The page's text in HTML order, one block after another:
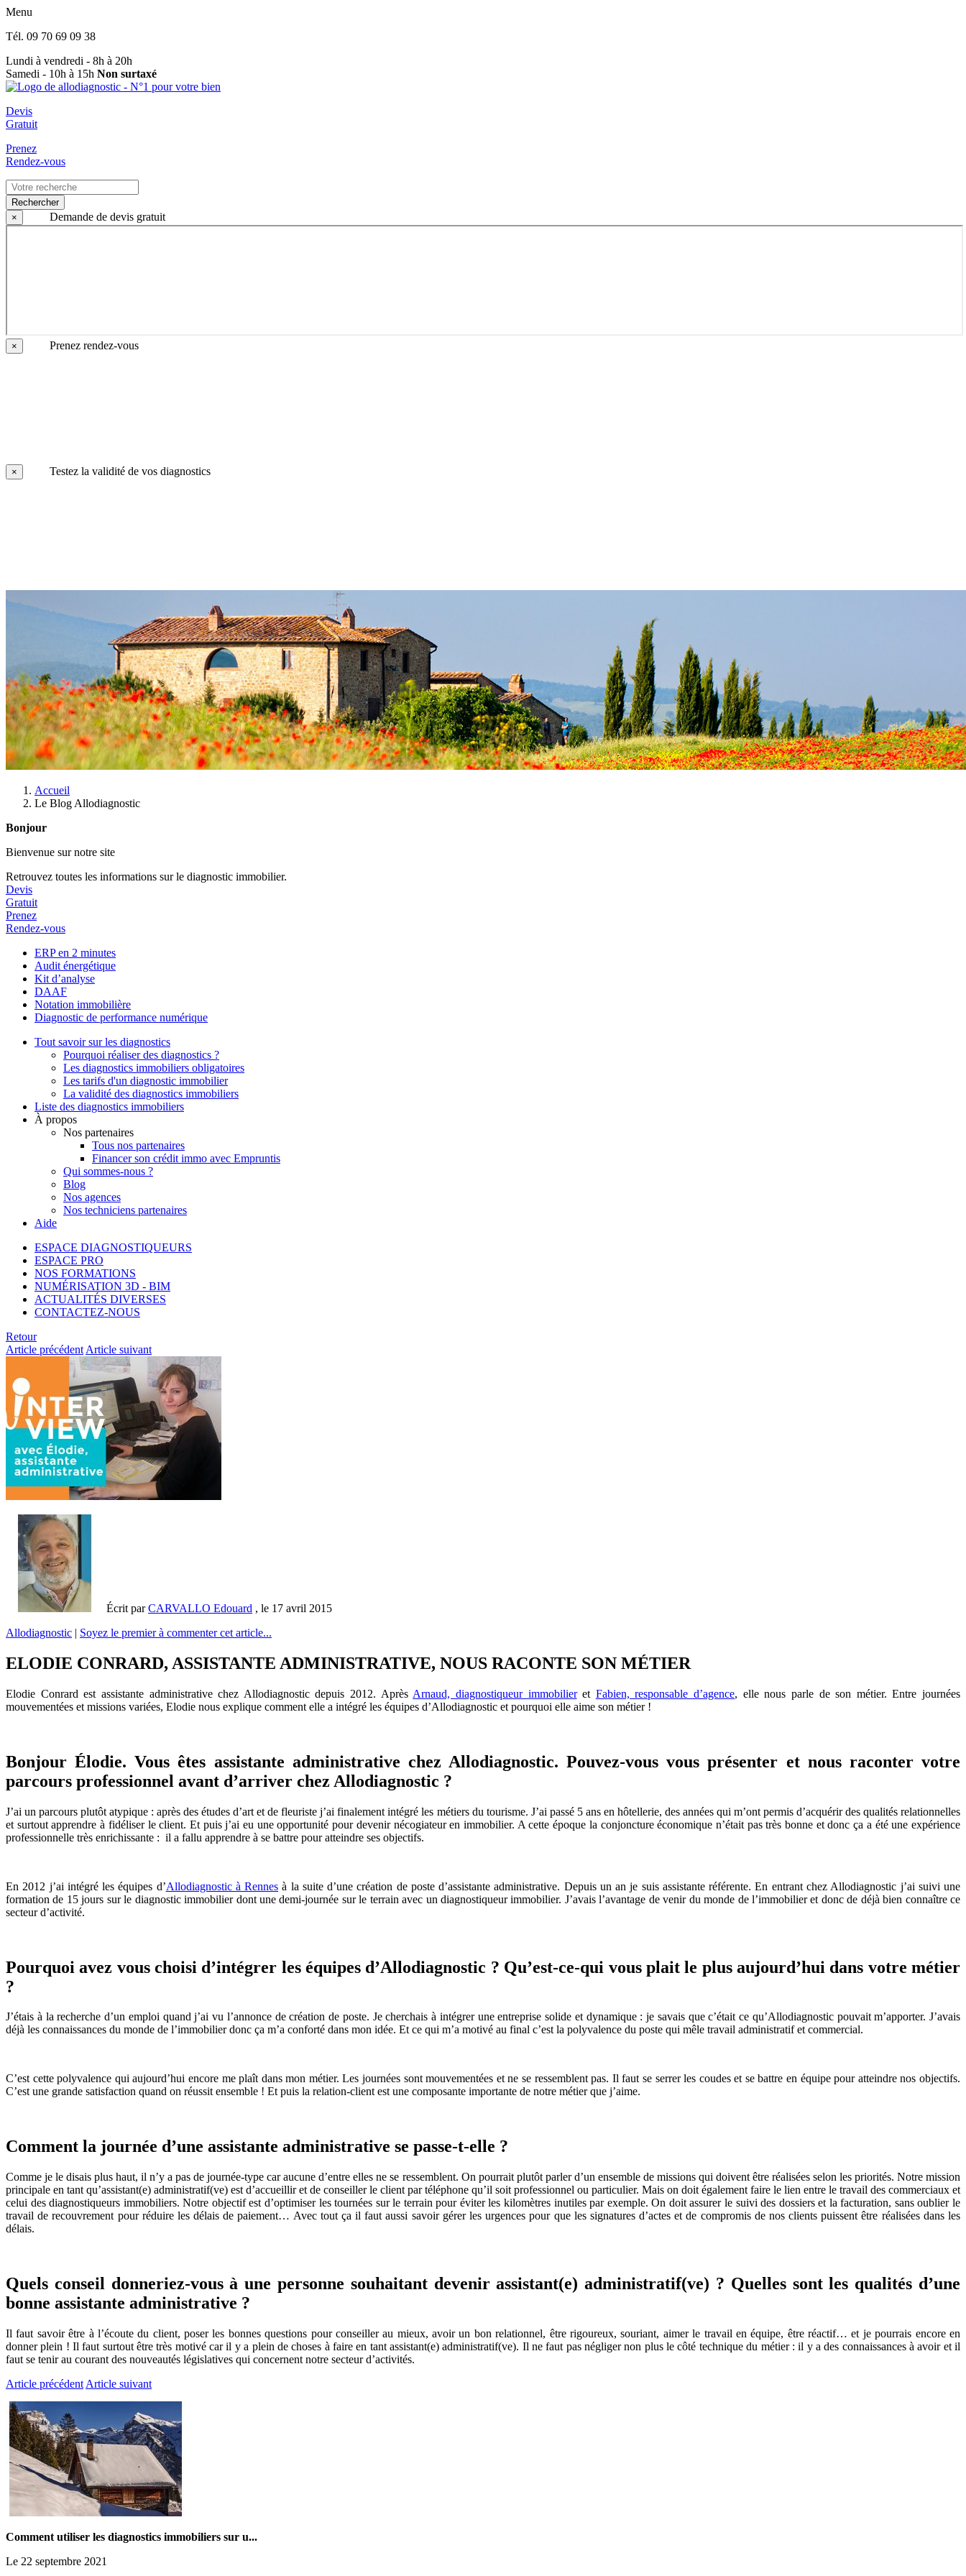
Menu
Tél. 09 70 69 09 38
Lundi à vendredi - 8h à 20h
Samedi - 10h à 15h Non surtaxé
Devis
Gratuit
Prenez
Rendez-vous
Rechercher
×
Demande de devis gratuit
× Prenez rendez-vous
× Testez la validité de vos diagnostics
Accueil
Le Blog Allodiagnostic
Bonjour
Bienvenue sur notre site
Retrouvez toutes les informations sur le diagnostic immobilier.
Devis
Gratuit
Prenez
Rendez-vous
ERP en 2 minutes
Audit énergétique
Kit d’analyse
DAAF
Notation immobilière
Diagnostic de performance numérique
Tout savoir sur les diagnostics
Pourquoi réaliser des diagnostics ?
Les diagnostics immobiliers obligatoires
Les tarifs d'un diagnostic immobilier
La validité des diagnostics immobiliers
Liste des diagnostics immobiliers
À propos
Nos partenaires
Tous nos partenaires
Financer son crédit immo avec Empruntis
Qui sommes-nous ?
Blog
Nos agences
Nos techniciens partenaires
Aide
ESPACE DIAGNOSTIQUEURS
ESPACE PRO
NOS FORMATIONS
NUMÉRISATION 3D - BIM
ACTUALITÉS DIVERSES
CONTACTEZ-NOUS
Retour
Article précédent Article suivant
Écrit parCARVALLO Edouard , le 17 avril 2015
Allodiagnostic | Soyez le premier à commenter cet article...
ELODIE CONRARD, ASSISTANTE ADMINISTRATIVE, NOUS RACONTE SON MÉTIER
Elodie Conrard est assistante administrative chez Allodiagnostic depuis 2012. Après Arnaud, diagnostiqueur immobilieret Fabien, responsable d’agence, elle nous parle de son métier. Entre journées
mouvementées et missions variées, Elodie nous explique comment elle a intégré les équipes d’Allodiagnostic et pourquoi elle aime son métier !
Bonjour Élodie. Vous êtes assistante administrative chez Allodiagnostic. Pouvez-vous vous présenter et nous raconter votre
parcours professionnel avant d’arriver chez Allodiagnostic ?
J’ai un parcours plutôt atypique : après des études d’art et de fleuriste j’ai finalement intégré les métiers du tourisme. J’ai passé 5 ans en hôtellerie, des années qui m’ont permis d’acquérir des qualités relationnelles
et surtout apprendre à fidéliser le client. Et puis j’ai eu une opportunité pour devenir nécogiateur en immobilier. A cette époque la conjoncture économique n’était pas très bonne et donc ça a été une expérience
professionnelle très enrichissante : il a fallu apprendre à se battre pour atteindre ses objectifs.
En 2012 j’ai intégré les équipes d’Allodiagnostic à Rennes à la suite d’une création de poste d’assistante administrative. Depuis un an je suis assistante référente. En entrant chez Allodiagnostic j’ai suivi une
formation de 15 jours sur le diagnostic immobilier dont une demi-journée sur le terrain avec un diagnostiqueur immobilier. J’avais l’avantage de venir du monde de l’immobilier et donc de déjà bien connaître ce
secteur d’activité.
Pourquoi avez vous choisi d’intégrer les équipes d’Allodiagnostic ? Qu’est-ce-qui vous plait le plus aujourd’hui dans votre métier
?
J’étais à la recherche d’un emploi quand j’ai vu l’annonce de création de poste. Je cherchais à intégrer une entreprise solide et dynamique : je savais que c’était ce qu’Allodiagnostic pouvait m’apporter. J’avais
déjà les connaissances du monde de l’immobilier donc ça m’a conforté dans mon idée. Et ce qui m’a motivé au final c’est la polyvalence du poste qui mêle travail administratif et commercial.
C’est cette polyvalence qui aujourd’hui encore me plaît dans mon métier. Les journées sont mouvementées et ne se ressemblent pas. Il faut se serrer les coudes et se battre en équipe pour atteindre nos objectifs.
C’est une grande satisfaction quand on réussit ensemble ! Et puis la relation-client est une composante importante de notre métier que j’aime.
Comment la journée d’une assistante administrative se passe-t-elle ?
Comme je le disais plus haut, il n’y a pas de journée-type car aucune d’entre elles ne se ressemblent. On pourrait plutôt parler d’un ensemble de missions qui doivent être réalisées selon les priorités. Notre mission
principale en tant qu’assistant(e) administratif(ve) est d’accueillir et de conseiller le client par téléphone qu’il soit professionnel ou particulier. Mais on doit également faire le lien entre le travail des commerciaux et
celui des diagnostiqueurs immobiliers. Notre objectif est d’optimiser les tournées sur le terrain pour éviter les kilomètres inutiles par exemple. On doit assurer le suivi des dossiers et la facturation, sans oublier le
travail de recouvrement pour réduire les délais de paiement… Avec tout ça il faut aussi savoir gérer les urgences pour que les signatures d’actes et de compromis de nos clients puissent être réalisées dans les
délais.
Quels conseil donneriez-vous à une personne souhaitant devenir assistant(e) administratif(ve) ? Quelles sont les qualités d’une
bonne assistante administrative ?
Il faut savoir être à l’écoute du client, poser les bonnes questions pour conseiller au mieux, avoir un bon relationnel, être rigoureux, souriant, aimer le travail en équipe, être réactif… et je pourrais encore en
donner plein ! Il faut surtout être très motivé car il y a plein de choses à faire en tant assistant(e) administratif(ve). Il ne faut pas négliger non plus le côté technique du métier : il y a des connaissances à avoir et il
faut se tenir au courant des nouveautés législatives qui concernent notre secteur d’activités.
Article précédent Article suivant
Comment utiliser les diagnostics immobiliers sur u...
Le 22 septembre 2021